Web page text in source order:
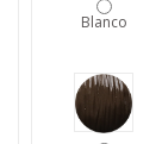
Blanco